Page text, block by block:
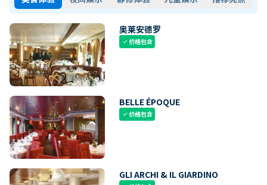
奥莱安德罗
check价格包含
BELLE ÉPOQUE
check价格包含
GLI ARCHI & IL GIARDINO